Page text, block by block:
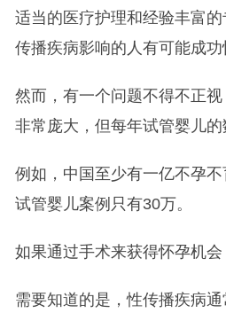
适当的医疗护理和经验丰富
传播疾病影响的人有可能成功
然而，有一个问题不得不正
非常庞大，但每年试管婴儿的
例如，中国至少有一亿不孕
试管婴儿案例只有30万。
如果通过手术来获得怀孕机会
需要知道的是，性传播疾病